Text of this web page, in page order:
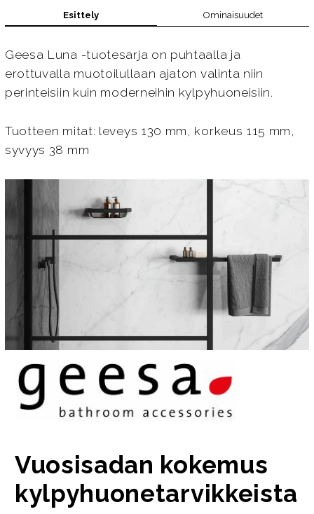
Esittely Ominaisuudet
Geesa Luna -tuotesarja on puhtaalla ja
erottuvalla muotoilullaan ajaton valinta niin
perinteisiin kuin moderneihin kylpyhuoneisiin.
Tuotteen mitat: leveys 130 mm, korkeus 115 mm,
syvyys 38 mm
Vuosisadan kokemus
kylpyhuonetarvikkeista